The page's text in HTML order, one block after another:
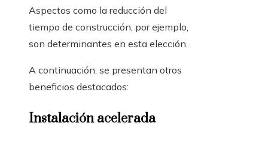
Aspectos como la reducción del
tiempo de construcción, por ejemplo,
son determinantes en esta elección.
A continuación, se presentan otros
beneficios destacados:
Instalación acelerada